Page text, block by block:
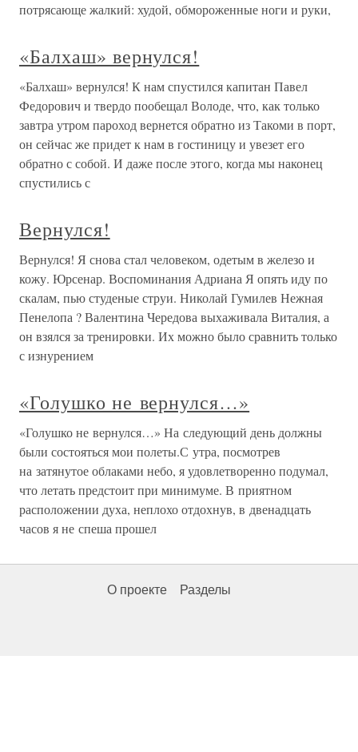
потрясающе жалкий: худой, обмороженные ноги и руки,
«Балхаш» вернулся!
«Балхаш» вернулся! К нам спустился капитан Павел
Федорович и твердо пообещал Володе, что, как только
завтра утром пароход вернется обратно из Такоми в порт,
он сейчас же придет к нам в гостиницу и увезет его
обратно с собой. И даже после этого, когда мы наконец
спустились с
Вернулся!
Вернулся! Я снова стал человеком, одетым в железо и
кожу. Юрсенар. Воспоминания Адриана Я опять иду по
скалам, пью студеные струи. Николай Гумилев Нежная
Пенелопа ? Валентина Чередова выхаживала Виталия, а
он взялся за тренировки. Их можно было сравнить только
с изнурением
«Голушко не вернулся…»
«Голушко не вернулся…» На следующий день должны
были состояться мои полеты.С утра, посмотрев
на затянутое облаками небо, я удовлетворенно подумал,
что летать предстоит при минимуме. В приятном
расположении духа, неплохо отдохнув, в двенадцать
часов я не спеша прошел
О проекте Разделы